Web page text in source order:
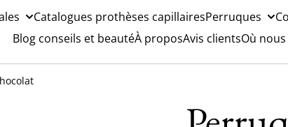
Catalogues prothèses capillairesPerruques
Blog conseils et beautéÀ proposAvis clientsOù